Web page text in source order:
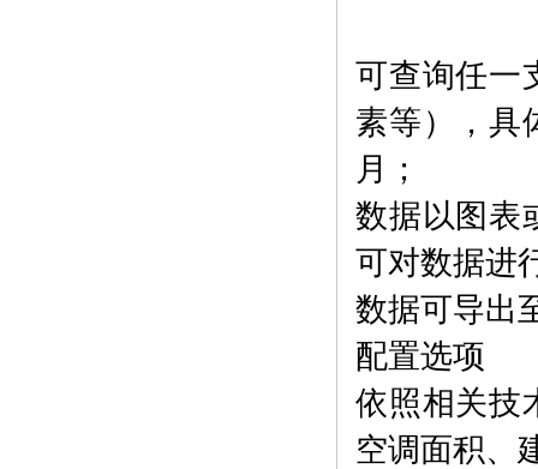
可查询任一
素等），具
月；
数据以图表
可对数据进
数据可导出
配置选项
依照相关技
空调面积、